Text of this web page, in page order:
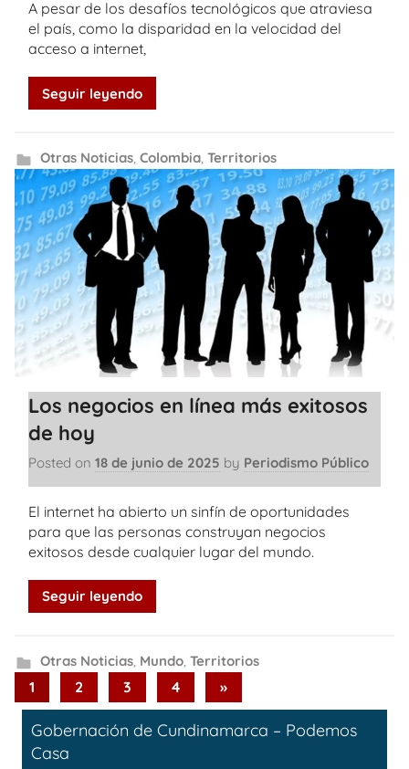
A pesar de los desafíos tecnológicos que atraviesa
el país, como la disparidad en la velocidad del
acceso a internet,
Seguir leyendo
Otras Noticias, Colombia, Territorios
Los negocios en línea más exitosos
de hoy
Posted on 18 de junio de 2025 by Periodismo Público
El internet ha abierto un sinfín de oportunidades
para que las personas construyan negocios
exitosos desde cualquier lugar del mundo.
Seguir leyendo
Otras Noticias, Mundo, Territorios
Paginación
de
entradas
1 2 3 4
Next
Posts
»
Gobernación de Cundinamarca – Podemos
Casa